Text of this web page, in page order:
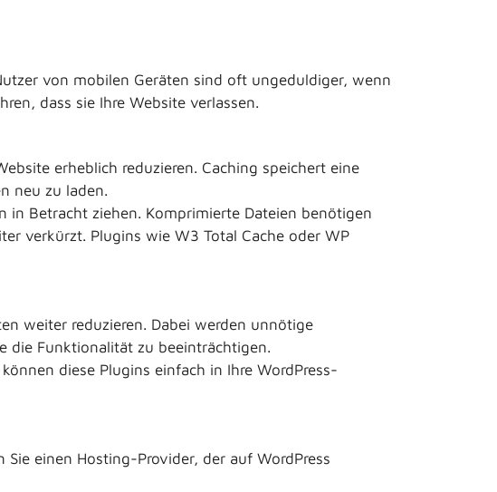
von mobilen Geräten sind oft ungeduldiger, wenn
dass sie Ihre Website verlassen.
erheblich reduzieren. Caching speichert eine
neu zu laden.
in Betracht ziehen. Komprimierte Dateien benötigen
verkürzt. Plugins wie W3 Total Cache oder WP
weiter reduzieren. Dabei werden unnötige
die Funktionalität zu beeinträchtigen.
diese Plugins einfach in Ihre WordPress-
einen Hosting-Provider, der auf WordPress